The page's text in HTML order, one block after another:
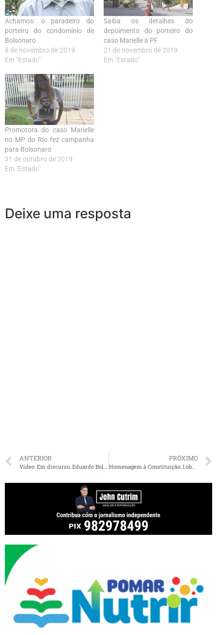
Achamos: o paradeiro do
porteiro do condomínio de
Bolsonaro
8 de novembro de 2019
Em "Estado"
Saiba os detalhes do
depoimento do porteiro do
caso Marielle à PF
21 de novembro de 2019
Em "Estado"
Promotora do caso Marielle
no MP do Rio fez campanha
para Bolsonaro
31 de outubro de 2019
Em "Estado"
Deixe uma resposta
ANTERIOR PRÓXIMO
Homenagem à Constituição: Lobão ao lado de Sarney